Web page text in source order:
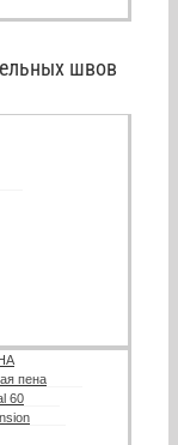
швов
пена
60